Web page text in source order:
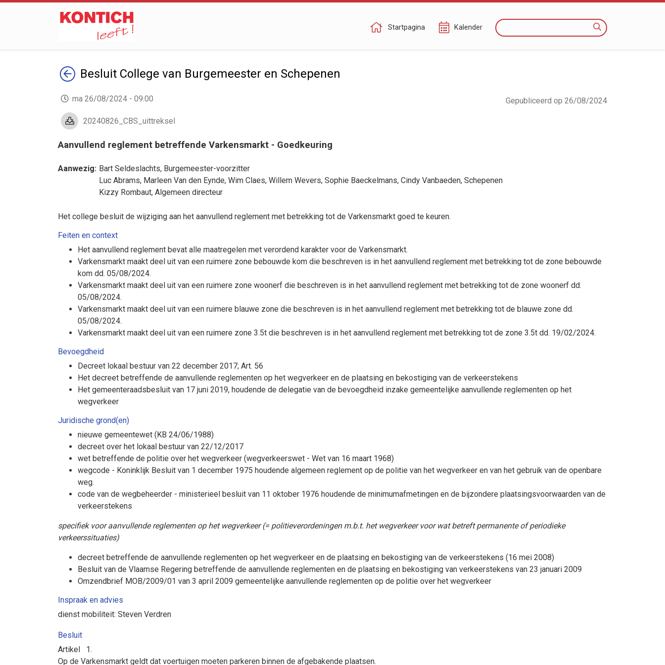
Startpagina Kalender Zoeken
TerugBesluit College van Burgemeester en Schepenen
Gepubliceerd op 26/08/2024
ma 26/08/2024 - 09:00
20240826_CBS_uittreksel
Aanvullend reglement betreffende Varkensmarkt - Goedkeuring
Aanwezig: Bart Seldeslachts, Burgemeester-voorzitter
Luc Abrams, Marleen Van den Eynde, Wim Claes, Willem Wevers, Sophie Baeckelmans, Cindy Vanbaeden, Schepenen
Kizzy Rombaut, Algemeen directeur
Het college besluit de wijziging aan het aanvullend reglement met betrekking tot de Varkensmarkt goed te keuren.
Feiten en context
Het aanvullend reglement bevat alle maatregelen met verordend karakter voor de Varkensmarkt.
Varkensmarkt maakt deel uit van een ruimere zone bebouwde kom die beschreven is in het aanvullend reglement met betrekking tot de zone bebouwde
kom dd. 05/08/2024.
Varkensmarkt maakt deel uit van een ruimere zone woonerf die beschreven is in het aanvullend reglement met betrekking tot de zone woonerf dd.
05/08/2024.
Varkensmarkt maakt deel uit van een ruimere blauwe zone die beschreven is in het aanvullend reglement met betrekking tot de blauwe zone dd.
05/08/2024.
Varkensmarkt maakt deel uit van een ruimere zone 3.5t die beschreven is in het aanvullend reglement met betrekking tot de zone 3.5t dd. 19/02/2024.
Bevoegdheid
Decreet lokaal bestuur van 22 december 2017; Art. 56
Het decreet betreffende de aanvullende reglementen op het wegverkeer en de plaatsing en bekostiging van de verkeerstekens
Het gemeenteraadsbesluit van 17 juni 2019, houdende de delegatie van de bevoegdheid inzake gemeentelijke aanvullende reglementen op het
wegverkeer
Juridische grond(en)
nieuwe gemeentewet (KB 24/06/1988)
decreet over het lokaal bestuur van 22/12/2017
wet betreffende de politie over het wegverkeer (wegverkeerswet - Wet van 16 maart 1968)
wegcode - Koninklijk Besluit van 1 december 1975 houdende algemeen reglement op de politie van het wegverkeer en van het gebruik van de openbare
weg.
code van de wegbeheerder - ministerieel besluit van 11 oktober 1976 houdende de minimumafmetingen en de bijzondere plaatsingsvoorwaarden van de
verkeerstekens
specifiek voor aanvullende reglementen op het wegverkeer (= politieverordeningen m.b.t. het wegverkeer voor wat betreft permanente of periodieke
verkeerssituaties)
decreet betreffende de aanvullende reglementen op het wegverkeer en de plaatsing en bekostiging van de verkeerstekens (16 mei 2008)
Besluit van de Vlaamse Regering betreffende de aanvullende reglementen en de plaatsing en bekostiging van verkeerstekens van 23 januari 2009
Omzendbrief MOB/2009/01 van 3 april 2009 gemeentelijke aanvullende reglementen op de politie over het wegverkeer
Inspraak en advies
dienst mobiliteit: Steven Verdren
Besluit
Artikel
1.
Op de Varkensmarkt geldt dat voertuigen moeten parkeren binnen de afgebakende plaatsen.